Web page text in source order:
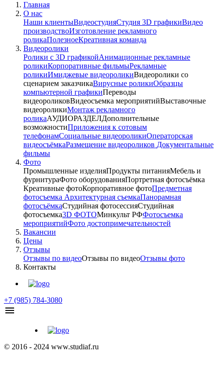
Главная
О нас
Наши клиентыВидеостудияСтудия 3D графикиВидео
производствоИзготовление рекламного
роликаПолезноеКреативная команда
Видеоролики
Ролики с 3D графикойАнимационные рекламные
роликиКорпоративные фильмыРекламные
роликиИмиджевые видеороликиВидеоролики со
сценарием заказчикаВирусные роликиОбразцы
компьютерной графикиПереводы
видеороликовВидеосъемка мероприятийВыставочные
видеороликиМонтаж рекламного
роликаАУДИОРАЗДЕЛДополнительные
возможностиПриложения к сотовым
телефонамСоциальные видеороликиОператорская
видеосъёмкаРазмещение видеороликов Документальные
фильмы
Фото
Промышленные изделияПродукты питанияМебель и
фурнитураФото оборудованияПортретная фотосъёмка
Креативные фотоКорпоративное фотоПредметная
фотосъемка Архитектурная съемкаПанорамная
фотосъёмкаСтудийная фотосессияСтудийная
фотосъемка3D ФОТОМинкульт РФФотосъемка
мероприятийФото достопримечательностей
Вакансии
Цены
Отзывы
Отзывы по видеоОтзывы по видеоОтзывы фото
Контакты
+7 (985) 784-3080
© 2016 - 2024 www.studiaf.ru